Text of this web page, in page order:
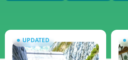
UPDATED